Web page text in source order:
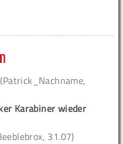
(Patrick_Nachname,
Karabiner wieder
31.07)